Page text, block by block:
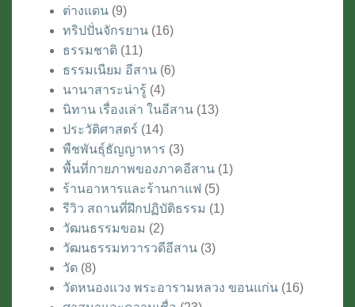
ต่างแดน (9)
ทริปปั่นจักรยาน (16)
ธรรมชาติ (11)
ธรรมเนียม อีสาน (6)
นานาสาระน่ารู้ (4)
นิทาน เรื่องเล่า ในอีสาน (13)
ประวัติศาสตร์ (14)
พืชพันธุ์ธัญญาหาร (3)
พื้นที่กายภาพของภาคอีสาน (1)
ร้านอาหารและร้านกาแฟ (5)
รีวิว สถานที่ฝึกปฏิบัติธรรม (1)
วัฒนธรรมขอม (2)
วัฒนธรรมทวารวดีอีสาน (3)
วัด (8)
วัดหนองแวง พระอารามหลวง ขอนแก่น (16)